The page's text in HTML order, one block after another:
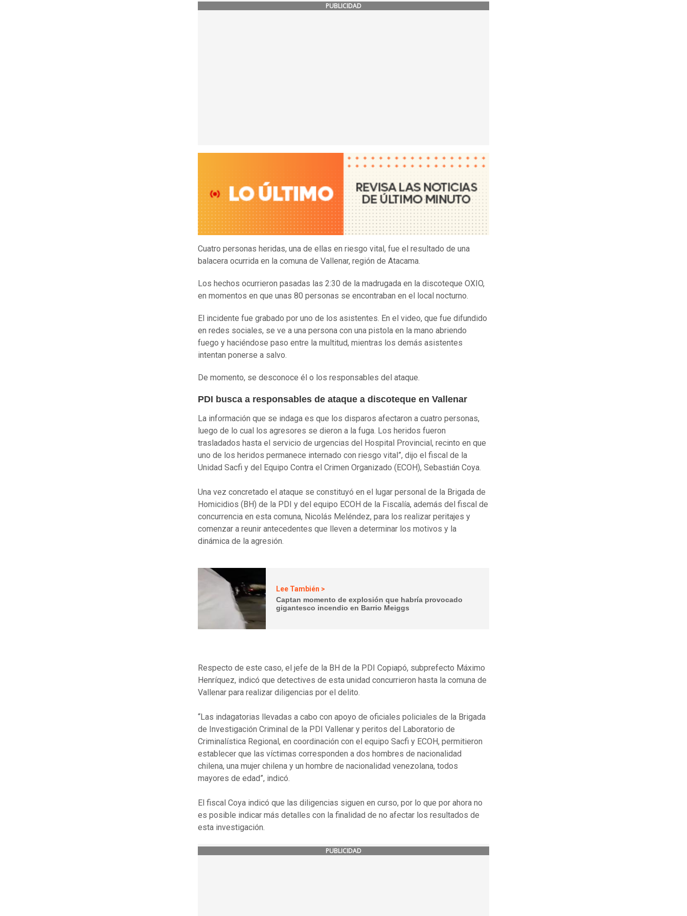
PUBLICIDAD
Cuatro personas heridas, una de ellas en riesgo vital, fue el resultado de una
balacera ocurrida en la comuna de Vallenar, región de Atacama.
Los hechos ocurrieron pasadas las 2:30 de la madrugada en la discoteque OXIO,
en momentos en que unas 80 personas se encontraban en el local nocturno.
El incidente fue grabado por uno de los asistentes. En el video, que fue difundido
en redes sociales, se ve a una persona con una pistola en la mano abriendo
fuego y haciéndose paso entre la multitud, mientras los demás asistentes
intentan ponerse a salvo.
De momento, se desconoce él o los responsables del ataque.
PDI busca a responsables de ataque a discoteque en Vallenar
La información que se indaga es que los disparos afectaron a cuatro personas,
luego de lo cual los agresores se dieron a la fuga. Los heridos fueron
trasladados hasta el servicio de urgencias del Hospital Provincial, recinto en que
uno de los heridos permanece internado con riesgo vital”, dijo el fiscal de la
Unidad Sacfi y del Equipo Contra el Crimen Organizado (ECOH), Sebastián Coya.
Una vez concretado el ataque se constituyó en el lugar personal de la Brigada de
Homicidios (BH) de la PDI y del equipo ECOH de la Fiscalía, además del fiscal de
concurrencia en esta comuna, Nicolás Meléndez, para los realizar peritajes y
comenzar a reunir antecedentes que lleven a determinar los motivos y la
dinámica de la agresión.
Lee También >
Captan momento de explosión que habría provocado
gigantesco incendio en Barrio Meiggs
Respecto de este caso, el jefe de la BH de la PDI Copiapó, subprefecto Máximo
Henríquez, indicó que detectives de esta unidad concurrieron hasta la comuna de
Vallenar para realizar diligencias por el delito.
“Las indagatorias llevadas a cabo con apoyo de oficiales policiales de la Brigada
de Investigación Criminal de la PDI Vallenar y peritos del Laboratorio de
Criminalística Regional, en coordinación con el equipo Sacfi y ECOH, permitieron
establecer que las víctimas corresponden a dos hombres de nacionalidad
chilena, una mujer chilena y un hombre de nacionalidad venezolana, todos
mayores de edad”, indicó.
El fiscal Coya indicó que las diligencias siguen en curso, por lo que por ahora no
es posible indicar más detalles con la finalidad de no afectar los resultados de
esta investigación.
PUBLICIDAD